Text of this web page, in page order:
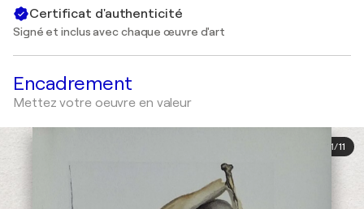
Certificat d'authenticité
Signé et inclus avec chaque œuvre d'art
Encadrement
Mettez votre oeuvre en valeur
1/11